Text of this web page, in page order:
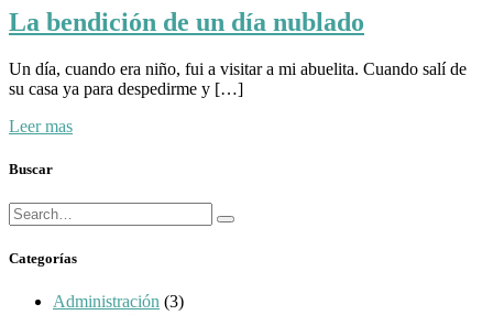
La bendición de un día nublado
Un día, cuando era niño, fui a visitar a mi abuelita. Cuando salí de
su casa ya para despedirme y […]
Leer mas
Buscar
Búsqueda
para:
Buscar
Categorías
Administración (3)